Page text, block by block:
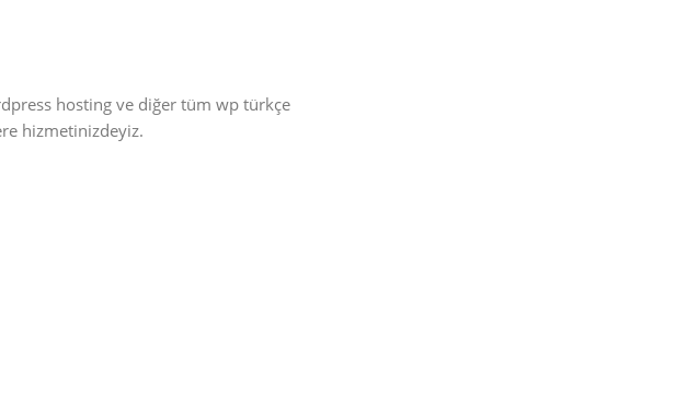
hosting ve diğer tüm wp türkçe
hizmetinizdeyiz.